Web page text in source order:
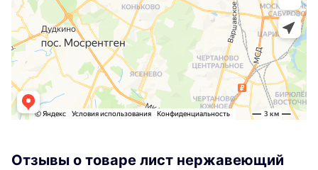
Отзывы о товаре лист нержавеющий